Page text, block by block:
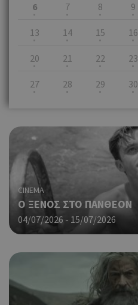
6 7 8 9
13 14 15 16
20 21 22 23
27 28 29 30
CINEMA
O ΞΕΝΟΣ ΣΤΟ ΠΑΝΘΕΟΝ
04/07/2026 - 15/07/2026